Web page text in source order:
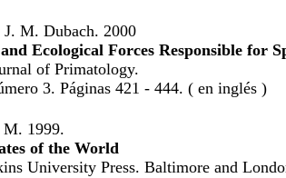
M. Dubach. 2000
Ecological Forces Responsible for
of Primatology.
3. Páginas 421 - 444. ( en inglés )
1999.
of the World
University Press. Baltimore and